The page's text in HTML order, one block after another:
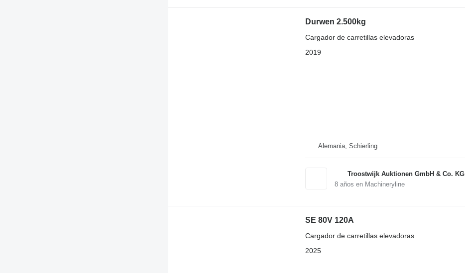
Durwen 2.500kg
Cargador de carretillas elevadoras
2019
Alemania, Schierling
Troostwijk Auktionen GmbH & Co. KG
8años en Machineryline
SE 80V 120A
Cargador de carretillas elevadoras
2025